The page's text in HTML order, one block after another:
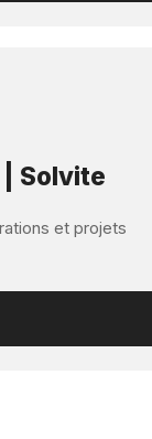
Solvite
et projets